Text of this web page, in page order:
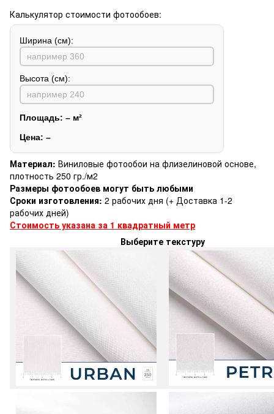
Калькулятор стоимости фотообоев:
Ширина (см):
Высота (см):
Площадь: – м²
Цена: –
Материал: Виниловые фотообои на флизелиновой основе,
плотность 250 гр./м2
Размеры фотообоев могут быть любыми
Сроки изготовления: 2 рабочих дня (+ Доставка 1-2
рабочих дней)
Стоимость указана за 1 квадратный метр
Выберите текстуру